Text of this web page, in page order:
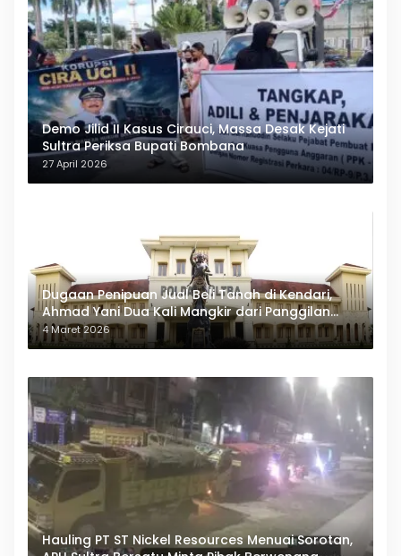
Demo Jilid II Kasus Cirauci, Massa Desak Kejati
Sultra Periksa Bupati Bombana
27 April 2026
Dugaan Penipuan Jual Beli Tanah di Kendari,
Ahmad Yani Dua Kali Mangkir dari Panggilan
Polda Sultra
4 Maret 2026
Hauling PT ST Nickel Resources Menuai Sorotan,